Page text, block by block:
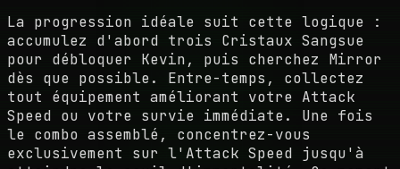
La progression idéale suit cette logique :
accumulez d'abord trois Cristaux Sangsue
pour débloquer Kevin, puis cherchez Mirror
dès que possible. Entre-temps, collectez
tout équipement améliorant votre Attack
Speed ou votre survie immédiate. Une fois
le combo assemblé, concentrez-vous
exclusivement sur l'Attack Speed jusqu'à